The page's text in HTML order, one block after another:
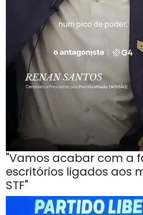
"Vamos acabar com a
escritórios ligados aos
STF"